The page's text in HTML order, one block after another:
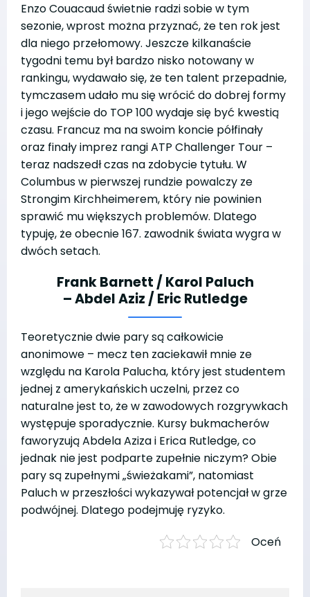
Enzo Couacaud świetnie radzi sobie w tym
sezonie, wprost można przyznać, że ten rok jest
dla niego przełomowy. Jeszcze kilkanaście
tygodni temu był bardzo nisko notowany w
rankingu, wydawało się, że ten talent przepadnie,
tymczasem udało mu się wrócić do dobrej formy
i jego wejście do TOP 100 wydaje się być kwestią
czasu. Francuz ma na swoim koncie półfinały
oraz finały imprez rangi ATP Challenger Tour –
teraz nadszedł czas na zdobycie tytułu. W
Columbus w pierwszej rundzie powalczy ze
Strongim Kirchheimerem, który nie powinien
sprawić mu większych problemów. Dlatego
typuję, że obecnie 167. zawodnik świata wygra w
dwóch setach.
Frank Barnett / Karol Paluch
– Abdel Aziz / Eric Rutledge
Teoretycznie dwie pary są całkowicie
anonimowe – mecz ten zaciekawił mnie ze
względu na Karola Palucha, który jest studentem
jednej z amerykańskich uczelni, przez co
naturalne jest to, że w zawodowych rozgrywkach
występuje sporadycznie. Kursy bukmacherów
faworyzują Abdela Aziza i Erica Rutledge, co
jednak nie jest podparte zupełnie niczym? Obie
pary są zupełnymi „świeżakami”, natomiast
Paluch w przeszłości wykazywał potencjał w grze
podwójnej. Dlatego podejmuję ryzyko.
Oceń